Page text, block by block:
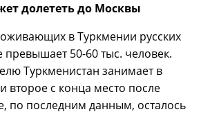
долететь до Москвы
в Туркмении русских
превышает 50-60 тыс. человек.
Туркменистан занимает в
второе с конца место после
по последним данным, осталось